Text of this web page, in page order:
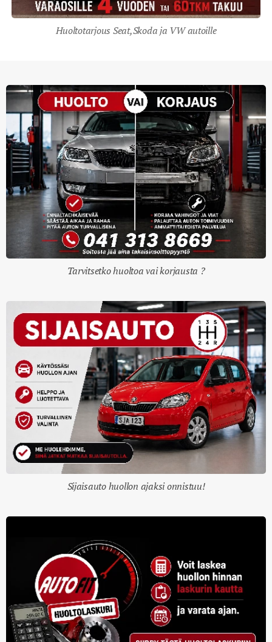
Huoltotarjous Seat,Skoda ja VW autoille
Tarvitsetko huoltoa vai korjausta ?
Sijaisauto huollon ajaksi onnistuu!